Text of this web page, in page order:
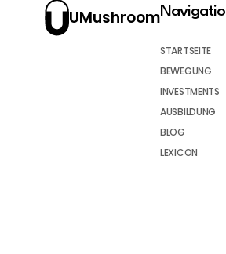
UMushroom
STARTSEITE
BEWEGUNG
INVESTMENTS
AUSBILDUNG
BLOG
LEXICON